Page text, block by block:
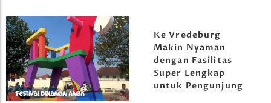
Ke Vredeburg
Makin Nyaman
dengan Fasilitas
Super Lengkap
untuk Pengunjung